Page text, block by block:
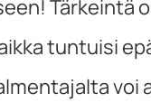
Tärkeintä
tuntuisi
voi